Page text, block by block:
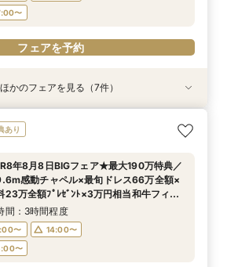
〜
フェアを予約
で完結】即決営業ナシで安心！気軽によ
アー
〜
15:00〜
〜
フェアを予約
パ重視！60分で完結◎】オンラインで会
＆相談会
〜
13:00〜
〜
16:00〜
フェアを予約
あり
記念★27年1,2月式限定♪料理ランクup×
1着差額フリー！
〜
15:00〜
〜
フェアを予約
30名の少人数婚】挙式＆会食Newプラ
！無料試食付
〜
15:00〜
〜
フェアを予約
あり
ニティー限定】安心サポート＆お祝い特典
ア
〜
15:00〜
〜
フェアを予約
90分★】何も決まってなくてOK♪最新演
×お気軽相談
〜
15:00〜
〜
フェアを予約
あり
以降限定◆スペシャル特典】空き状況僅
程先取り×安心見積り比較相談♪
〜
15:00〜
〜
フェアを予約
かのフェアを見る（7件）
あり
年8月8日BIGフェア★最大190万特典／
感動チャペル×最旬ドレス66万全額×
23万全額ﾌﾟﾚｾﾞﾝﾄ×3万円相当和牛フィレ
間：3時間程度
〜
14:00〜
〜